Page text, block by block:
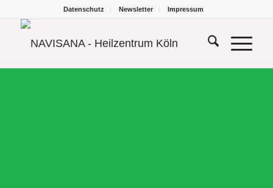
Datenschutz Newsletter Impressum